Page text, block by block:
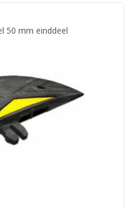
50 mm einddeel